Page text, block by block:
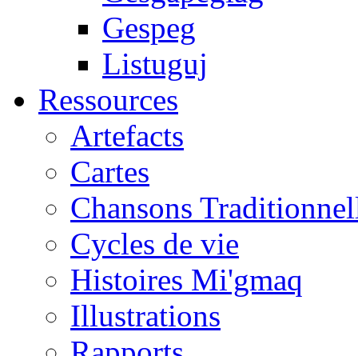
Gespeg
Listuguj
Ressources
Artefacts
Cartes
Chansons
Cycles de vie
Histoires Mi'gmaq
Illustrations